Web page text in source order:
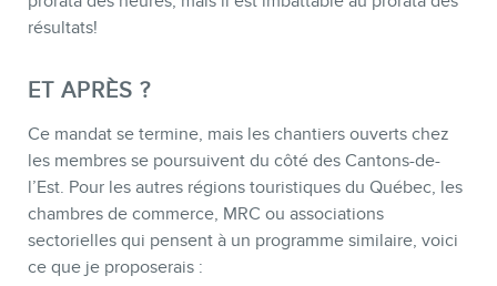
résultats!
ET APRÈS ?
Ce mandat se termine, mais les chantiers ouverts chez
les membres se poursuivent du côté des Cantons-de-
l’Est. Pour les autres régions touristiques du Québec, les
chambres de commerce, MRC ou associations
sectorielles qui pensent à un programme similaire, voici
ce que je proposerais :